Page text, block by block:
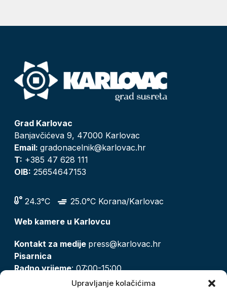
Upravljanje kolačićima
Grad Karlovac
Banjavčićeva 9, 47000 Karlovac
Email: gradonacelnik@karlovac.hr
T: +385 47 628 111
OIB: 25654647153
24.3°C
25.0°C Korana/Karlovac
Web kamere u Karlovcu
Kontakt za medije press@karlovac.hr
Pisarnica
Radno vrijeme: 07:00-15:00
pisarnica@karlovac.hr